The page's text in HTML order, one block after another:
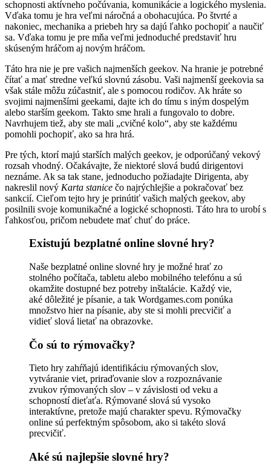
schopnosti aktívneho počúvania, komunikácie a logického myslenia.
Vďaka tomu je hra veľmi náročná a obohacujúca. Po štvrté a
nakoniec, mechanika a priebeh hry sa dajú ľahko pochopiť a naučiť
sa. Vďaka tomu je pre mňa veľmi jednoduché predstaviť hru
skúseným hráčom aj novým hráčom.
Táto hra nie je pre vašich najmenších geekov. Na hranie je potrebné
čítať a mať stredne veľkú slovnú zásobu. Vaši najmenší geekovia sa
však stále môžu zúčastniť, ale s pomocou rodičov. Ak hráte so
svojimi najmenšími geekami, dajte ich do tímu s iným dospelým
alebo starším geekom. Takto sme hrali a fungovalo to dobre.
Navrhujem tiež, aby ste mali „cvičné kolo“, aby ste každému
pomohli pochopiť, ako sa hra hrá.
Pre tých, ktorí majú starších malých geekov, je odporúčaný vekový
rozsah vhodný. Očakávajte, že niektoré slová budú dirigentovi
neznáme. Ak sa tak stane, jednoducho požiadajte Dirigenta, aby
nakreslil nový Karta stanice čo najrýchlejšie a pokračovať bez
sankcií. Cieľom tejto hry je prinútiť vašich malých geekov, aby
posilnili svoje komunikačné a logické schopnosti. Táto hra to urobí s
ľahkosťou, pričom nebudete mať chuť do práce.
Existujú bezplatné online slovné hry?
Naše bezplatné online slovné hry je možné hrať zo
stolného počítača, tabletu alebo mobilného telefónu a sú
okamžite dostupné bez potreby inštalácie. Každý vie,
aké dôležité je písanie, a tak Wordgames.com ponúka
množstvo hier na písanie, aby ste si mohli precvičiť a
vidieť slová lietať na obrazovke.
Čo sú to rýmovačky?
Tieto hry zahŕňajú identifikáciu rýmovaných slov,
vytváranie viet, priraďovanie slov a rozpoznávanie
zvukov rýmovaných slov – v závislosti od veku a
schopností dieťaťa. Rýmované slová sú vysoko
interaktívne, pretože majú charakter spevu. Rýmovačky
online sú perfektným spôsobom, ako si takéto slová
precvičiť.
Aké sú najlepšie slovné hry?